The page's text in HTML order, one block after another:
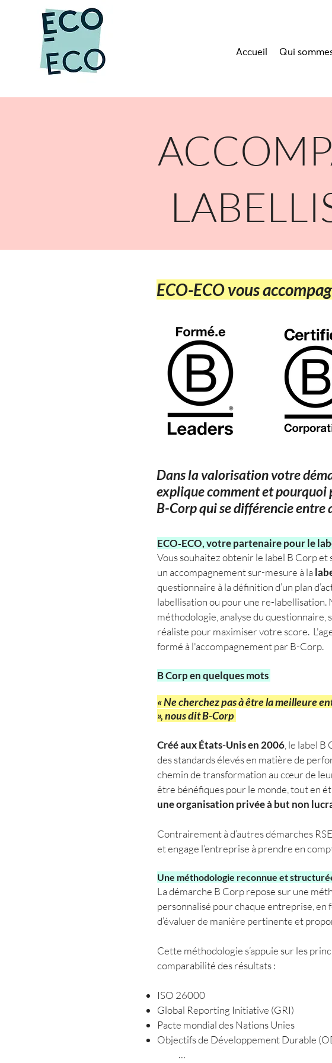
Accueil Qui
ECO-ECO vous
Dans la valorisation votre
explique comment et pourquoi
B-Corp qui se différencie
ECO‑ECO, votre partenaire pour le
Vous souhaitez obtenir le label B Corp
un accompagnement sur-mesure à la
questionnaire à la définition d’un plan
labellisation ou pour une re-labellisation.
méthodologie, analyse du questionnaire,
réaliste pour maximiser votre score.
formé à l'accompagnement par B-Corp.
B Corp en quelques mots
« Ne cherchez pas à être la meilleure
», nous dit B-Corp
Créé aux États-Unis en 2006 , le label
des standards élevés en matière de
chemin de transformation au cœur de
être bénéfiques pour le monde, tout en
une organisation privée à but non
Contrairement à d’autres démarches
et engage l’entreprise à prendre en
Une méthodologie reconnue et
La démarche B Corp repose sur une
personnalisé pour chaque entreprise, en
d’évaluer de manière pertinente et
Cette méthodologie s’appuie sur les
comparabilité des résultats :
ISO 26000
Global Reporting Initiative (GRI)
Pacte mondial des Nations Unies
Objectifs de Développement Durable
…